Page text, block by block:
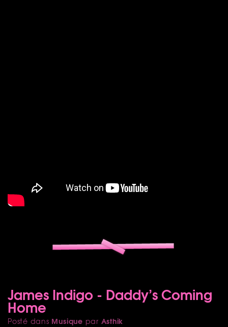
James Indigo - Daddy’s Coming
Home
Posté dans Musique par Asthik